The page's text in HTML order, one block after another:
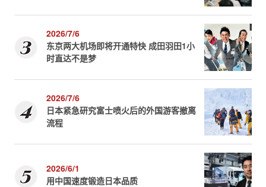
2026/7/6
东京两大机场即将开通特快 成田羽田1小
时直达不是梦
2026/7/6
日本紧急研究富士喷火后的外国游客撤离
流程
2026/6/1
用中国速度锻造日本品质